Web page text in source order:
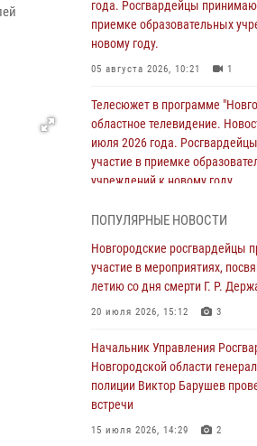
года. Росгвардейцы
приемке образовательных
новому году.
05 августа 2026, 10:21 1
Телесюжет в программе
областное телевидение.
июля 2026 года.
участие в приемке
учреждений к новому году.
Росгвардейцы из Великого
Чемпионате Северо-Западного
Сотрудники новгородской
встретились с детьми из
04 августа 2026, 09:13
ПОПУЛЯРНЫЕ НОВОСТИ
Новгородские росгвардейцы
участие в мероприятиях,
летию со дня смерти Г. Р.
20 июля 2026, 15:12 3
Начальник Управления
Новгородской области
полиции Виктор Барушев
встречи
15 июля 2026, 14:29 2